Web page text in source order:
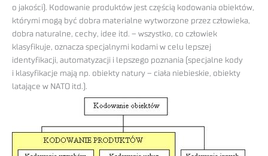
o jakości). Kodowanie produktów jest częścią kodowania obiektów,
którymi mogą być dobra materialne wytworzone przez człowieka,
dobra naturalne, cechy, idee itd. – wszystko, co człowiek
klasyfikuje, oznacza specjalnymi kodami w celu lepszej
identyfikacji, automatyzacji i lepszego poznania (specjalne kody
i klasyfikacje mają np. obiekty natury – ciała niebieskie, obiekty
latające w NATO itd.).